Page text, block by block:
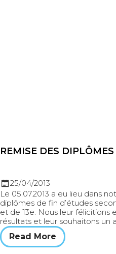
REMISE DES DIPLÔMES
25/04/2013
Le 05.07.2013 a eu lieu dans
diplômes de fin d’études
et de 13e. Nous leur félicitions
résultats et leur souhaitons un
Read More